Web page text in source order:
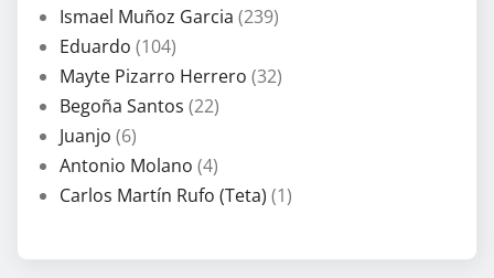
Ismael Muñoz Garcia (239)
Eduardo (104)
Mayte Pizarro Herrero (32)
Begoña Santos (22)
Juanjo (6)
Antonio Molano (4)
Carlos Martín Rufo (Teta) (1)